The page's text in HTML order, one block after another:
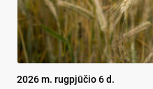
2026 m. rugpjūčio 6 d.